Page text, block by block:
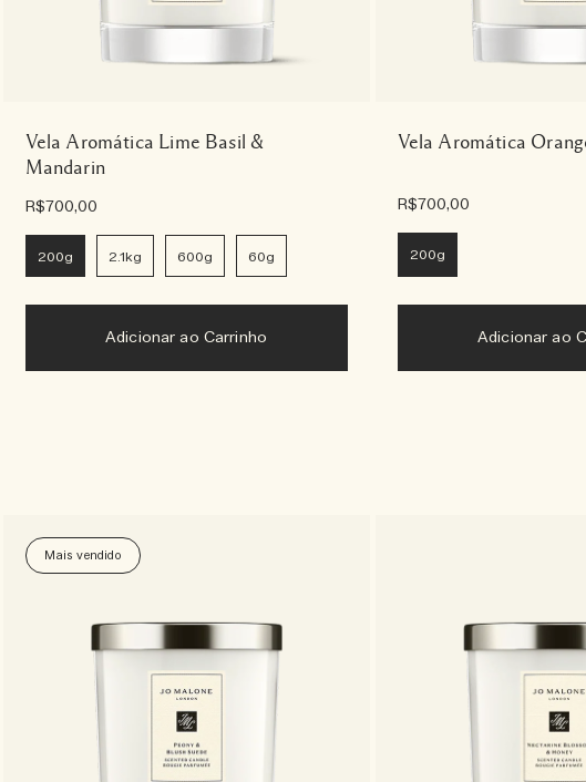
Vela Aromática Lime Basil &
Mandarin
R$700,00
200g 2.1kg 600g 60g
Adicionar ao Carrinho
Vela Aromática
R$700,00
200g
Adicionar ao
Mais vendido